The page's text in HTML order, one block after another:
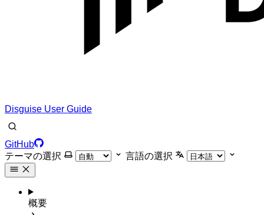
Disguise User Guide
GitHub
テーマの選択
言語の選択
概要